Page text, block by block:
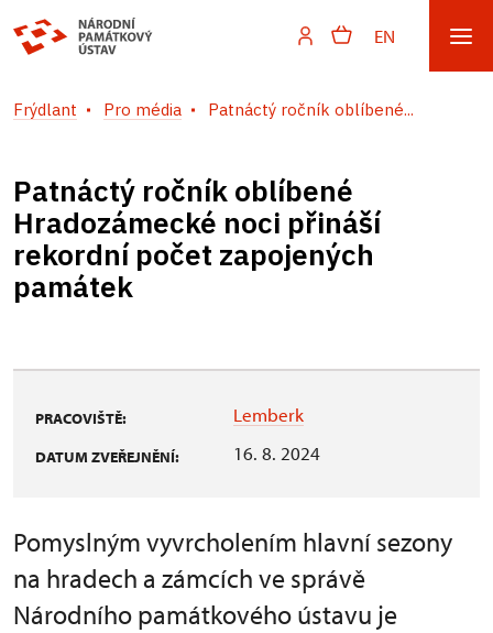
EN
Frýdlant Pro média Patnáctý ročník oblíbené...
Patnáctý ročník oblíbené
Hradozámecké noci přináší
rekordní počet zapojených
památek
PRACOVIŠTĚ: Lemberk
DATUM ZVEŘEJNĚNÍ: 16. 8. 2024
Pomyslným vyvrcholením hlavní sezony
na hradech a zámcích ve správě
Národního památkového ústavu je